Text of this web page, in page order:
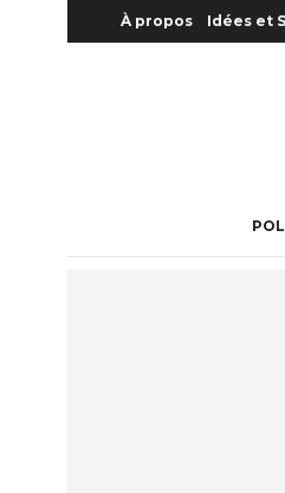
À propos Idées et